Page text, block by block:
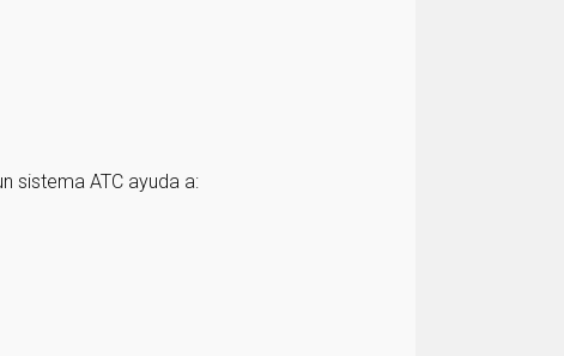
sistema ATC ayuda a: